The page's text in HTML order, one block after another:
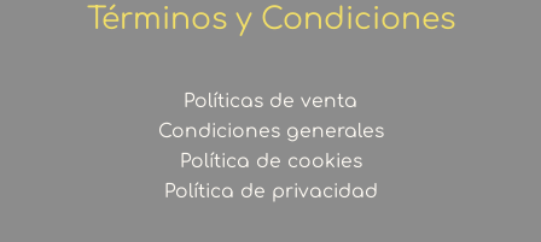
Términos y Condiciones
Políticas de venta
Condiciones generales
Política de cookies
Política de privacidad